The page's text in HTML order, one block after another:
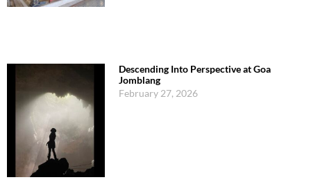
Descending Into Perspective at Goa
Jomblang
February 27, 2026